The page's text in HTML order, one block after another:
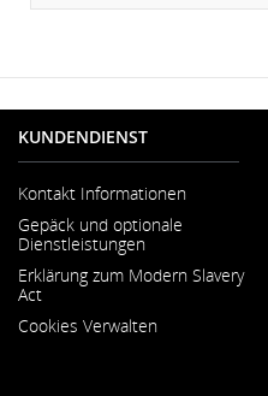
KUNDENDIENST
Kontakt Informationen
Fenster
geöffnet
Gepäck und optionale
Dienstleistungen
Erklärung zum Modern Slavery
Act
in
Cookies Verwalten